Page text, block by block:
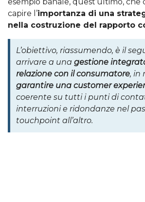
capire l’importanza di una
nella costruzione del rapporto
L’obiettivo, riassumendo, è il
arrivare a una gestione
relazione con il consumatore, in
garantire una customer
coerente su tutti i punti di
interruzioni e ridondanze nel
touchpoint all’altro.